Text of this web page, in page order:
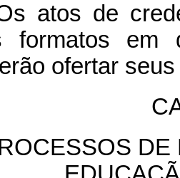
atos de
formatos em
ofertar